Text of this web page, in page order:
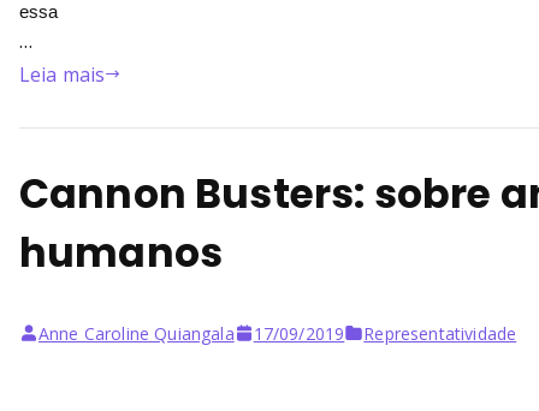
essa
…
Leia mais
Cannon Busters: sobre
humanos
Anne Caroline Quiangala 17/09/2019 Representatividade